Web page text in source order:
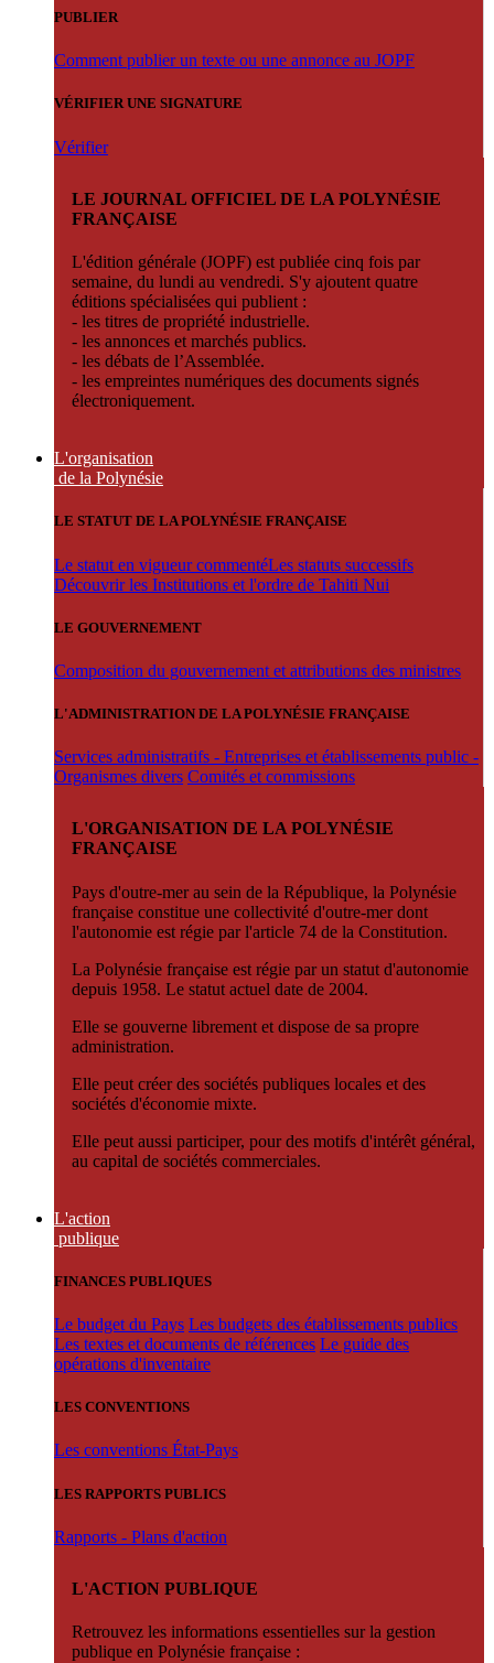
PUBLIER
Comment publier un texte ou une annonce au JOPF
VÉRIFIER UNE SIGNATURE
Vérifier
LE JOURNAL OFFICIEL DE LA POLYNÉSIE
FRANÇAISE
L'édition générale (JOPF) est publiée cinq fois par
semaine, du lundi au vendredi. S'y ajoutent quatre
éditions spécialisées qui publient :
- les titres de propriété industrielle.
- les annonces et marchés publics.
- les débats de l’Assemblée.
- les empreintes numériques des documents signés
électroniquement.
L'organisation
de la Polynésie
LE STATUT DE LA POLYNÉSIE FRANÇAISE
Le statut en vigueur commentéLes statuts successifs
Découvrir les Institutions et l'ordre de Tahiti Nui
LE GOUVERNEMENT
Composition du gouvernement et attributions des ministres
L'ADMINISTRATION DE LA POLYNÉSIE FRANÇAISE
Services administratifs - Entreprises et établissements public -
Organismes divers Comités et commissions
L'ORGANISATION DE LA POLYNÉSIE
FRANÇAISE
Pays d'outre-mer au sein de la République, la Polynésie
française constitue une collectivité d'outre-mer dont
l'autonomie est régie par l'article 74 de la Constitution.
La Polynésie française est régie par un statut d'autonomie
depuis 1958. Le statut actuel date de 2004.
Elle se gouverne librement et dispose de sa propre
administration.
Elle peut créer des sociétés publiques locales et des
sociétés d'économie mixte.
Elle peut aussi participer, pour des motifs d'intérêt général,
au capital de sociétés commerciales.
L'action
publique
FINANCES PUBLIQUES
Le budget du Pays Les budgets des établissements publics
Les textes et documents de références Le guide des
opérations d'inventaire
LES CONVENTIONS
Les conventions État-Pays
LES RAPPORTS PUBLICS
Rapports - Plans d'action
L'ACTION PUBLIQUE
Retrouvez les informations essentielles sur la gestion
publique en Polynésie française :